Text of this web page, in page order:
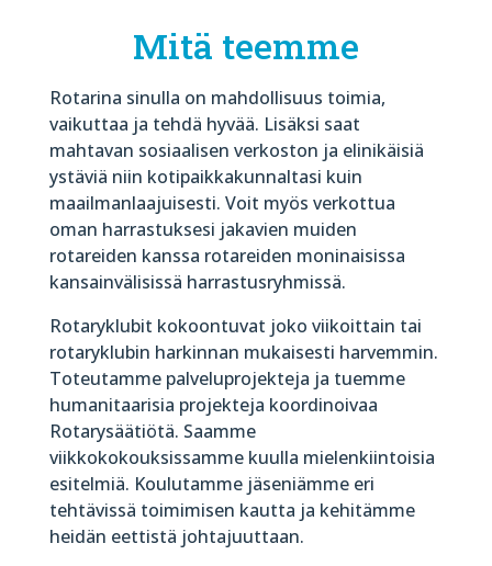
Mitä teemme
Rotarina sinulla on mahdollisuus toimia,
vaikuttaa ja tehdä hyvää. Lisäksi saat
mahtavan sosiaalisen verkoston ja elinikäisiä
ystäviä niin kotipaikkakunnaltasi kuin
maailmanlaajuisesti. Voit myös verkottua
oman harrastuksesi jakavien muiden
rotareiden kanssa rotareiden moninaisissa
kansainvälisissä harrastusryhmissä.
Rotaryklubit kokoontuvat joko viikoittain tai
rotaryklubin harkinnan mukaisesti harvemmin.
Toteutamme palveluprojekteja ja tuemme
humanitaarisia projekteja koordinoivaa
Rotarysäätiötä. Saamme
viikkokokouksissamme kuulla mielenkiintoisia
esitelmiä. Koulutamme jäseniämme eri
tehtävissä toimimisen kautta ja kehitämme
heidän eettistä johtajuuttaan.